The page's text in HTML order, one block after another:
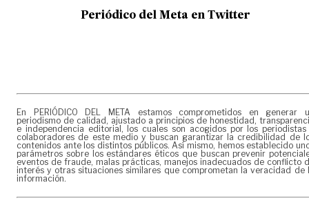
Periódico del Meta en Twitter
En PERIÓDICO DEL META estamos comprometidos en generar
periodismo de calidad, ajustado a principios de honestidad,
e independencia editorial, los cuales son acogidos por los periodistas
colaboradores de este medio y buscan garantizar la credibilidad de
contenidos ante los distintos públicos. Así mismo, hemos establecido
parámetros sobre los estándares éticos que buscan prevenir
eventos de fraude, malas prácticas, manejos inadecuados de conflicto
interés y otras situaciones similares que comprometan la veracidad de
información.